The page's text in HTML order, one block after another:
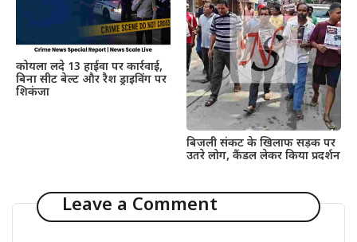
कोयला लदे 13 हाईवा पर कार्रवाई,
बिना सीट बेल्ट और रैश ड्राइविंग पर
शिकंजा
बिजली संकट के खिलाफ सड़क पर
उतरे लोग, कैंडल लेकर किया प्रदर्शन
Leave a Comment